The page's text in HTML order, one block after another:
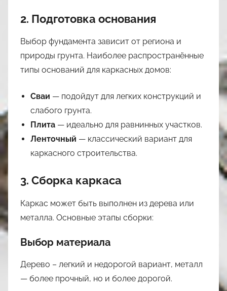
2. Подготовка основания
Выбор фундамента зависит от региона и
природы грунта. Наиболее распространённые
типы оснований для каркасных домов:
Сваи — подойдут для легких конструкций и
слабого грунта.
Плита — идеально для равнинных участков.
Ленточный — классический вариант для
каркасного строительства.
3. Сборка каркаса
Каркас может быть выполнен из дерева или
металла. Основные этапы сборки:
Выбор материала
Дерево – легкий и недорогой вариант, металл
— более прочный, но и более дорогой.